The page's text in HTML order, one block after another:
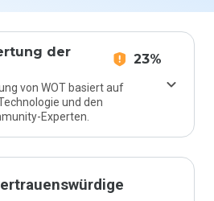
der
23%
von WOT basiert auf
und den
Experten.